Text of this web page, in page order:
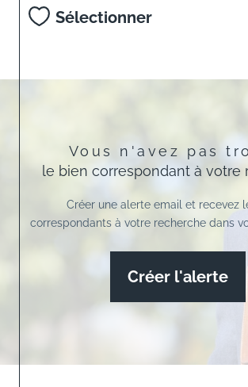
Sélectionner
Vous n'avez pas
le bien correspondant à votre
Créer une alerte email et recevez
correspondants à votre recherche dans
Créer l'alerte